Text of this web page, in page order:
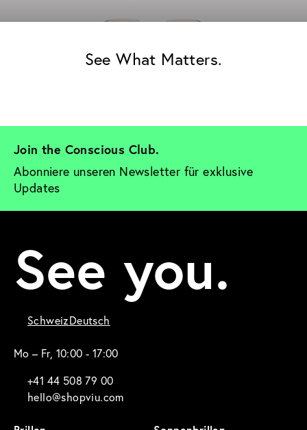
See What Matters.
Join the Conscious Club.
Abonniere unseren Newsletter für exklusive
Updates
See you.
SchweizDeutsch
Mo – Fr, 10:00 - 17:00
+41 44 508 79 00
hello@shopviu.com